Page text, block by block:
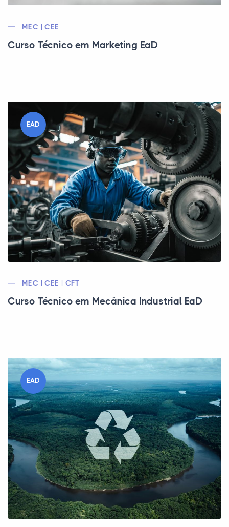
MEC | CEE
Curso Técnico em Marketing EaD
EAD
MEC | CEE | CFT
Curso Técnico em Mecânica Industrial EaD
EAD